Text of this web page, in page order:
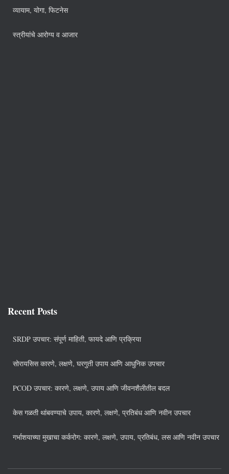
व्यायाम, योगा, फिटनेस
स्त्रीयांचे आरोग्य व आजार
Recent Posts
SRDP उपचार: संपूर्ण माहिती, फायदे आणि प्रक्रिया
सोरायसिस कारणे, लक्षणे, घरगुती उपाय आणि आधुनिक उपचार
PCOD उपचार: कारणे, लक्षणे, उपाय आणि जीवनशैलीतील बदल
केस गळती थांबवण्याचे उपाय, कारणे, लक्षणे, प्रतिबंध आणि नवीन उपचार
गर्भाशयाच्या मुखाचा कर्करोग: कारणे, लक्षणे, उपाय, प्रतिबंध, लस आणि नवीन उपचार